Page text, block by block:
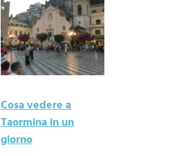
Cosa vedere a
Taormina in un
giorno